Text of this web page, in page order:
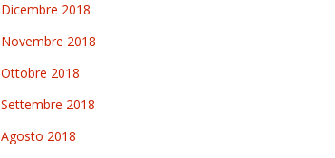
Dicembre 2018
Novembre 2018
Ottobre 2018
Settembre 2018
Agosto 2018